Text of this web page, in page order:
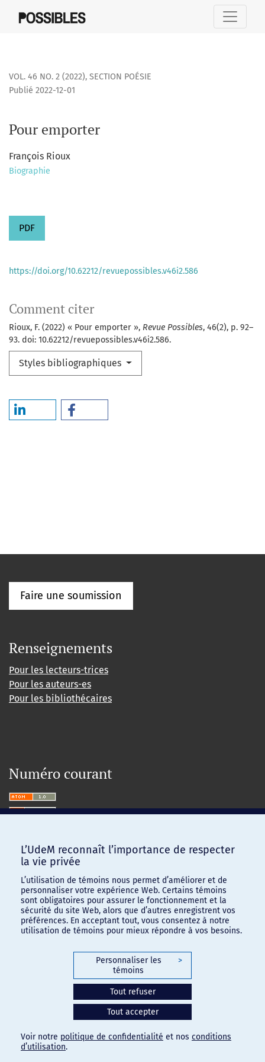
VOL. 46 NO. 2 (2022), SECTION POÉSIE
Pour emporter
Publié 2022-12-01
François Rioux
Biographie
PDF
Comment citer
Rioux, F. (2022) « Pour emporter », Revue Possibles, 46(2), p. 92–
93. doi: 10.62212/revuepossibles.v46i2.586.
Styles bibliographiques
https://doi.org/10.62212/revuepossibles.v46i2.586
Faire une soumission
Renseignements
Pour les lecteurs-trices
Pour les auteurs-es
Pour les bibliothécaires
Numéro courant
-Conditions d'utilisation
Paramètres des témoins
L’UdeM reconnaît l’importance de respecter
la vie privée
L’utilisation de témoins nous permet d’améliorer et de
personnaliser votre expérience Web. Certains témoins
sont obligatoires pour assurer le fonctionnement et la
sécurité du site Web, alors que d’autres enregistrent vos
préférences. En acceptant tout, vous consentez à notre
utilisation de témoins pour mieux répondre à vos besoins.
Personnaliser les
témoins
>
Tout refuser
Tout accepter
Voir notre politique de confidentialité et nos conditions
d’utilisation.